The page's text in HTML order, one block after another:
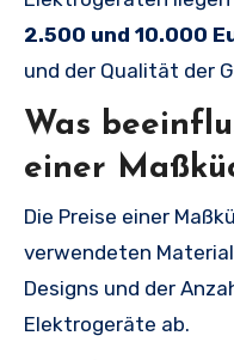
2.500 und 10.000
und der Qualität der
Was
einer
Die Preise einer
verwendeten
Designs und der
Elektrogeräte ab.